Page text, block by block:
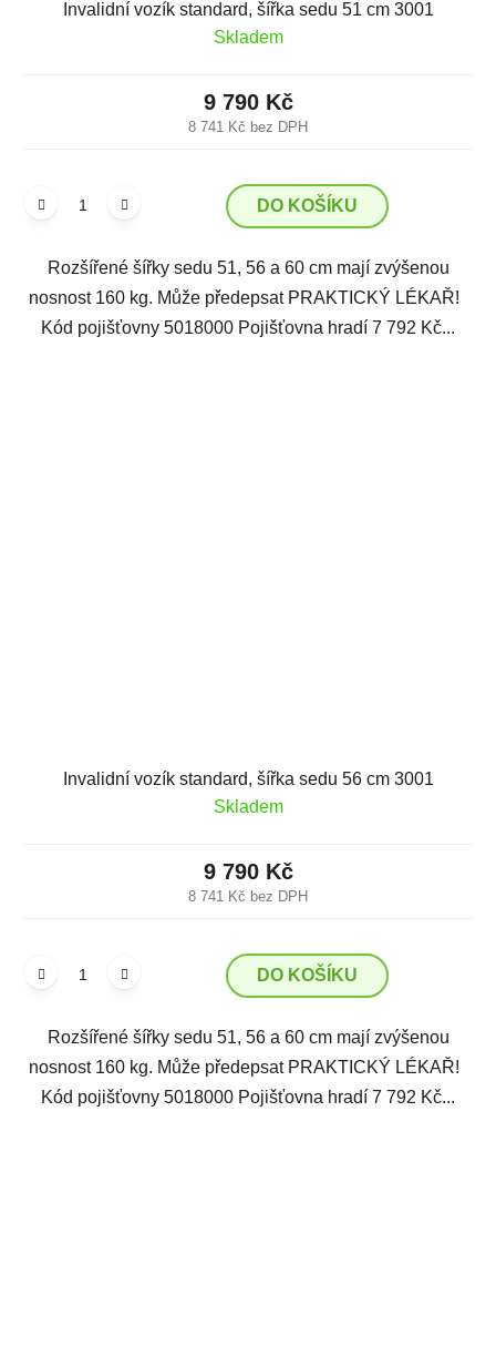
Invalidní vozík standard, šířka sedu 51 cm 3001
Skladem
8 741 Kč bez DPH
9 790 Kč
DO KOŠÍKU
Rozšířené šířky sedu 51, 56 a 60 cm mají zvýšenou
nosnost 160 kg. Může předepsat PRAKTICKÝ LÉKAŘ!
Kód pojišťovny 5018000 Pojišťovna hradí 7 792 Kč...
Invalidní vozík standard, šířka sedu 56 cm 3001
Skladem
8 741 Kč bez DPH
9 790 Kč
DO KOŠÍKU
Rozšířené šířky sedu 51, 56 a 60 cm mají zvýšenou
nosnost 160 kg. Může předepsat PRAKTICKÝ LÉKAŘ!
Kód pojišťovny 5018000 Pojišťovna hradí 7 792 Kč...